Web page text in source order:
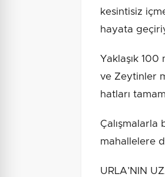
kesintisiz
hayata
Yaklaşık 100
ve Zeytinler
hatları
Çalışmalarla
mahallelere
URLA’NIN